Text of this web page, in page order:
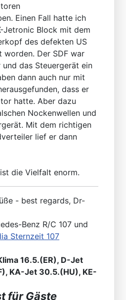
Einen Fall hatte ich
Jetronic Block mit dem
des defekten US
worden. Der SDF war
und das Steuergerät ein
dann auch nur mit
dass er
hatte. Aber dazu
Nockenwellen und
Mit dem richtigen
lief er dann
die Vielfalt enorm.
- best regards, Dr-
Benz R/C 107 und
Sternzeit 107
16.5.(ER), D-Jet
KA-Jet 30.5.(HU), KE-
für Gäste